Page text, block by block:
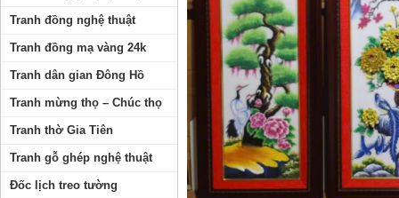
Tranh đồng nghệ thuật
Tranh đồng mạ vàng 24k
Tranh dân gian Đông Hồ
Tranh mừng thọ – Chúc thọ
Tranh thờ Gia Tiên
Tranh gỗ ghép nghệ thuật
Đốc lịch treo tường